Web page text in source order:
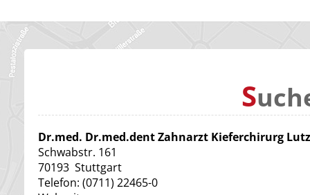
S
Dr.med. Dr.med.dent Zahnarzt Kieferchirurg
Schwabstr. 161
70193 Stuttgart
Telefon: (0711) 22465-0